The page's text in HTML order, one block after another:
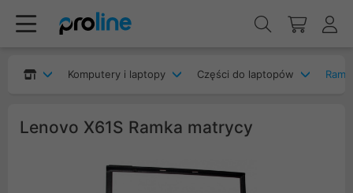
Komputery i laptopy Części do laptopów
Lenovo X61S Ramka matrycy